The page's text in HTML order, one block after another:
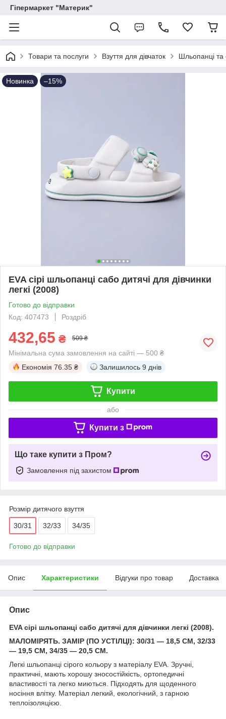
Гіпермаркет "Материк"
Товари та послуги Взуття для дівчаток Шльопанці та
Новинка –15%
EVA сірі шльопанці сабо дитячі для дівчинки
легкі (2008)
Готово до відправки
Код: 407473
Роздріб
432,65 ₴ 509 ₴
Мінімальна сума замовлення на сайті — 500 ₴
Економія 76.35 ₴ Залишилось 9 днів
Купити
або
Купити з
Що таке купити з Пром?
Замовлення під захистом
Розмір дитячого взуття
30/31 32/33 34/35
Готово до відправки
Опис Характеристики Відгуки про товар Доставка
Опис
EVA сірі шльопанці сабо дитячі для дівчинки легкі (2008).
МАЛОМІРЯТЬ. ЗАМІР (ПО УСТІЛЦІ): 30/31 — 18,5 СМ, 32/33
— 19,5 СМ, 34/35 — 20,5 СМ.
Легкі шльопанці сірого кольору з матеріалу EVA. Зручні,
практичні, мають хорошу зносостійкість, ортопедичні
властивості та легко миються. Підходять для щоденного
носіння влітку. Матеріал легкий, екологічний, з гарною
теплоізоляцією.